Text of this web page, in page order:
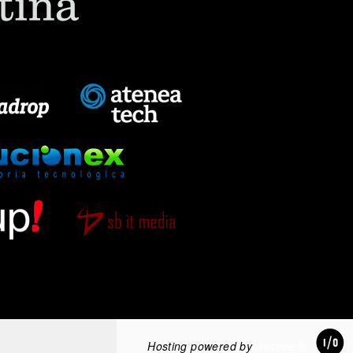
Hosting powered byamazee.io